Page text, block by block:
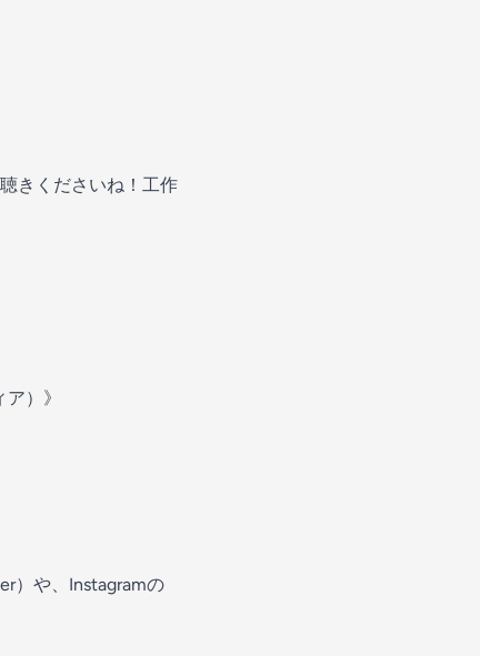
きくださいね！工作
）》
）や、Instagramの